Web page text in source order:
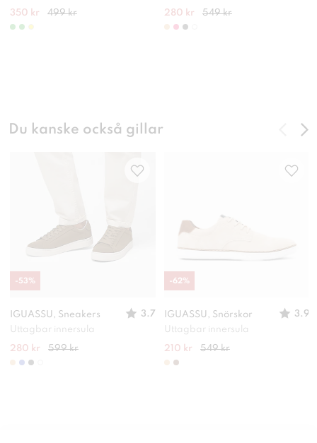
350 kr 499 kr 280 kr 549 kr
Du kanske också gillar
IGUASSU, Sneakers
3.7
Uttagbar innersula
280 kr 599 kr
-53%
IGUASSU, Snörskor
3.9
Uttagbar innersula
210 kr 549 kr
-62%